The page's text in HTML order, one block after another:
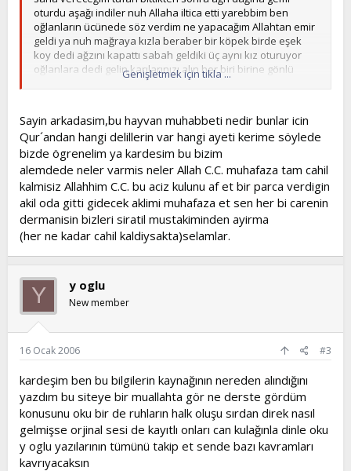
oturdu aşağı indiler nuh Allaha iltica etti yarebbim ben
oğlanların ücünede söz verdim ne yapacağım Allahtan emir
geldi ya nuh mağraya kızla beraber bir köpek birde eşek
koy dedi ağzını kapattı sabah geldiki üç aynı kız oturuyor
oğlanlara dedi gelin karılarınızı alın her biri birine gönlü
düştü kızları aldılar işte nuhtan
sonra insanlara hayvanat
gurufu naci demek budur
lem naciyi aldı süpan dağına doğru gitti
hamda karısını aldı allahu ökber dağlarına doğru gitti
samda karısını aldı maağaz dağlarınıa doğru gitti işte tespih
cekerken bunu söylerler
alahu ökber -subalallah- mağazallah
HANCI PERVANE
Nuhun zamanında bir eşşek birde köpek koydular
Nuhun cocuklarının oğlanlarının adıda
Birinin adı ham birinin adı sam birinin adıda lem
Lem naciyle evlendi ham nan samda
Biri köpekle biride eşekle evlendi
Gel işte bu candan haber ver
Genişletmek için tıkla ...
Sayin arkadasim,bu hayvan muhabbeti nedir bunlar icin
Qur´andan hangi delillerin var hangi ayeti kerime söylede
bizde ögrenelim ya kardesim bu bizim
alemdede neler varmis neler Allah C.C. muhafaza tam cahil
kalmisiz Allahhim C.C. bu aciz kulunu af et bir parca verdigin
akil oda gitti gidecek aklimi muhafaza et sen her bi carenin
dermanisin bizleri siratil mustakiminden ayirma
(her ne kadar cahil kaldiysakta)selamlar.
Y y oglu
New member
16 Ocak 2006 #3
kardeşim ben bu bilgilerin kaynağının nereden alındığını
yazdım bu siteye bir muallahta gör ne derste gördüm
konusunu oku bir de ruhların halk oluşu sırdan direk nasıl
gelmişse orjinal sesi de kayıtlı onları can kulağınla dinle oku
y oglu yazılarının tümünü takip et sende bazı kavramları
kavrıyacaksın